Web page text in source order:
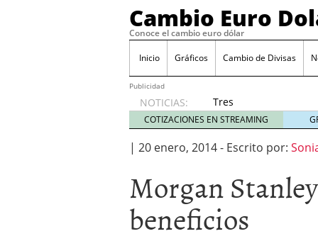
Cambio Euro
Conoce el cambio euro dólar
Inicio Gráficos Cambio de Divisas
Publicidad
NOTICIAS:
Tres
escenarios
posibles
para el
las
decisiones
de la Fed
y el BCE
COTIZACIONES EN STREAMING
| 20 enero, 2014- Escrito por:
Morgan
beneficios